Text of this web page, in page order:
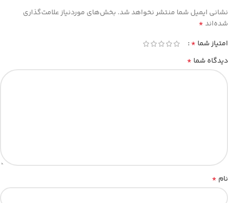
نشانی ایمیل شما منتشر نخواهد شد. بخش‌های موردنیاز علامت‌گذاری
شده‌اند*
امتیاز شما *
دیدگاه شما *
نام *